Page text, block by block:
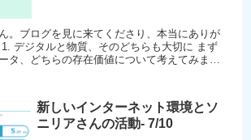
。ブログを見に来てくださり、本当にありが
タ、どちらの存在価値について考えてみまし
新しいインターネット環境とソ
ニリアさんの活動- 7/10